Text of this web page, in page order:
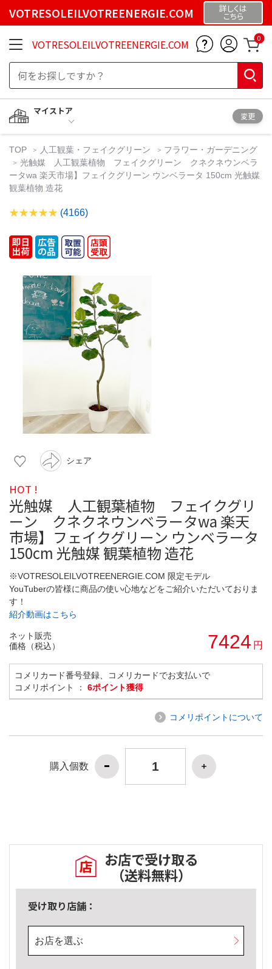
VOTRESOLEILVOTREENERGIE.COM 詳しくは
こちら
VOTRESOLEILVOTREENERGIE.COM 0
マイストア
変更
TOP 人工観葉・フェイクグリーン
フラワー・ガーデニング
光触媒 人工観葉植物 フェイクグリーン クネクネウンベラ
ータwa 楽天市場】フェイクグリーン ウンベラータ 150cm 光触媒
観葉植物 造花
(4166)
シェア
HOT !
光触媒 人工観葉植物 フェイクグリ
ーン クネクネウンベラータwa 楽天
市場】フェイクグリーン ウンベラータ
150cm 光触媒 観葉植物 造花
※VOTRESOLEILVOTREENERGIE.COM 限定モデル
YouTuberの皆様に商品の使い心地などをご紹介いただいておりま
す！
紹介動画はこちら
ネット販売
価格（税込）
7424 円
コメリカード番号登録、コメリカードでお支払いで
コメリポイント ： 6ポイント獲得
コメリポイントについて
購入個数
お店で受け取る
（送料無料）
受け取り店舗：
お店を選ぶ